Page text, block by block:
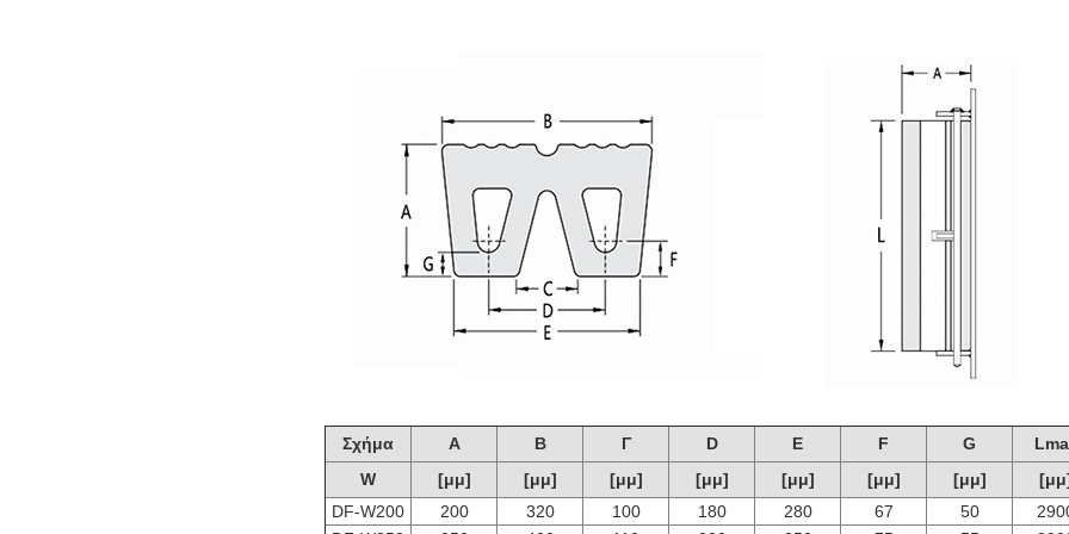
Σχήμα Α Β Γ D Ε F G
W
[μμ] [μμ] [μμ] [μμ] [μμ] [μμ] [μμ]
DF-W200
200 320 100 180 280 67 50